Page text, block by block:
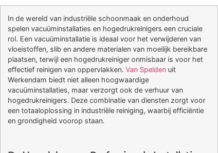
In de wereld van industriële schoonmaak en onderhoud
spelen vacuüminstallaties en hogedrukreinigers een cruciale
rol. Een vacuüminstallatie is ideaal voor het verwijderen van
vloeistoffen, slib en andere materialen van moeilijk bereikbare
plaatsen, terwijl een hogedrukreiniger onmisbaar is voor het
effectief reinigen van oppervlakken. Van Spelden uit
Werkendam biedt niet alleen hoogwaardige
vacuüminstallaties, maar verzorgt ook de verhuur van
hogedrukreinigers. Deze combinatie van diensten zorgt voor
een totaaloplossing in industriële reiniging, waarbij efficiëntie
en grondigheid voorop staan.